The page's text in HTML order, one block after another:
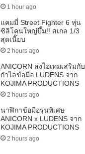
1 hour ago
แคมมี่ Street Fighter 6 หุ่น
ซิลิโคนใหญ่บึ้ม!! สเกล 1/3
สุดเนี๊ยบ
2 hours ago
ANICORN ส่งไอเทมเสริมกับ
กำไลข้อมือ LUDENS จาก
KOJIMA PRODUCTIONS
2 hours ago
นาฬิกาข้อมือรุ่นพิเศษ
ANICORN x LUDENS จาก
KOJIMA PRODUCTIONS
2 hours ago